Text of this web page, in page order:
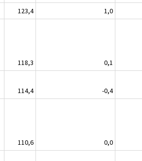
123,4
1,0
118,3
0,1
114,4
-0,4
110,6
0,0